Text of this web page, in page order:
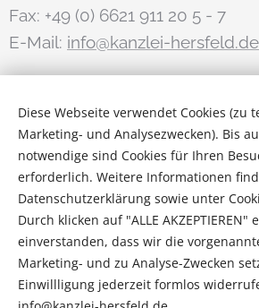
Fax: +49 (0) 6621 911 20 5 - 7
E-Mail: info@kanzlei-hersfeld.de
STAY IN TOUCH
Anwalt.de
Instagram
Impressum|
Rechtliche
Diese Webseite verwendet Cookies (zu
Marketing- und Analysezwecken). Bis
notwendige sind Cookies für Ihren
erforderlich. Weitere Informationen
Datenschutzerklärung sowie unter
Durch klicken auf "ALLE AKZEPTIEREN"
einverstanden, dass wir die
Marketing- und zu Analyse-Zwecken
Einwillligung jederzeit formlos